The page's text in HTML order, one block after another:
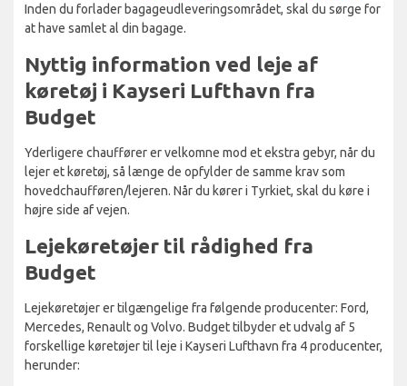
Inden du forlader bagageudleveringsområdet, skal du sørge for
at have samlet al din bagage.
Nyttig information ved leje af
køretøj i Kayseri Lufthavn fra
Budget
Yderligere chauffører er velkomne mod et ekstra gebyr, når du
lejer et køretøj, så længe de opfylder de samme krav som
hovedchaufføren/lejeren. Når du kører i Tyrkiet, skal du køre i
højre side af vejen.
Lejekøretøjer til rådighed fra
Budget
Lejekøretøjer er tilgængelige fra følgende producenter: Ford,
Mercedes, Renault og Volvo. Budget tilbyder et udvalg af 5
forskellige køretøjer til leje i Kayseri Lufthavn fra 4 producenter,
herunder: